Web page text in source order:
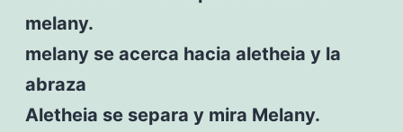
melany.
melany se acerca hacia aletheia y la
abraza
Aletheia se separa y mira Melany.